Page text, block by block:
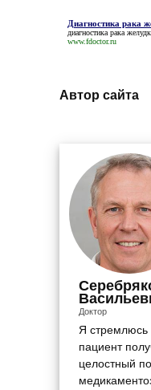
Диагностика рака
диагностика рака
www.fdoctor.ru
Автор сайта
Доктор
Я стремлюсь
пациент
целостный